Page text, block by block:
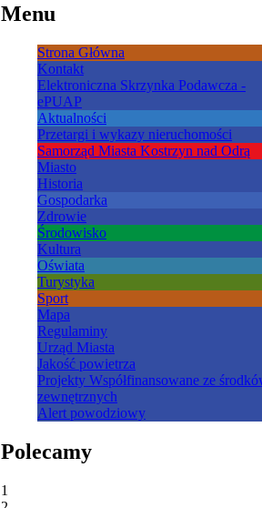
Menu
Strona Główna
Kontakt
Elektroniczna Skrzynka Podawcza -
ePUAP
Aktualności
Przetargi i wykazy nieruchomości
Samorząd Miasta Kostrzyn nad Odrą
Miasto
Historia
Gospodarka
Zdrowie
Środowisko
Kultura
Oświata
Turystyka
Sport
Mapa
Regulaminy
Urząd Miasta
Jakość powietrza
Projekty Współfinansowane ze
zewnętrznych
Alert powodziowy
Polecamy
1